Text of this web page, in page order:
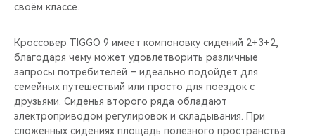
своём классе.
Кроссовер TIGGO 9 имеет компоновку сидений 2+3+2,
благодаря чему может удовлетворить различные
запросы потребителей – идеально подойдет для
семейных путешествий или просто для поездок с
друзьями. Сиденья второго ряда обладают
электроприводом регулировок и складывания. При
сложенных сидениях площадь полезного пространства